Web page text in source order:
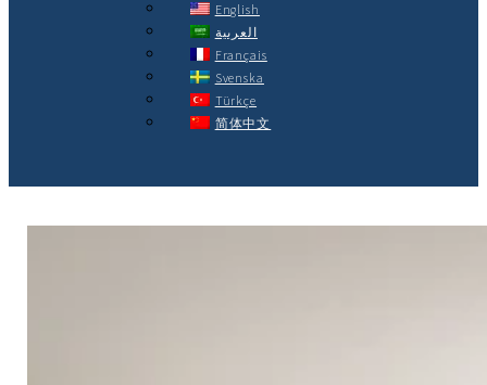
English
العربية
Français
Svenska
Türkçe
简体中文